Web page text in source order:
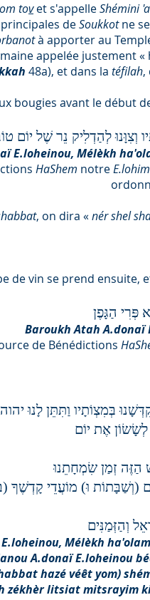
tovet s'appelleShémini
principales deSoukkotne
à apporter au
appelée justement «
48a), et dans la téfilah,
bougies avant le début
לְהַדְלִיק נֵר שֶׁל יוֹם
E.loheinou, Mélèkh
HaShem notreE.lohim
, on dira «nér shel
de vin se prend ensuite,
פְּרִי הַגָּפֶן
Baroukh Atah A.donaï
de Bénédictions
בְּמִצְוֹתָיו וַתִּתֵּן לָנוּ
אֶת יוֹם
הַזֶּה זְמַן שִׂמְחָתֵנוּ
(וְשַׁבָּתוֹת וּ) מוֹעֲדֵי קָדְשֶׁךָ
וְהַזְּמַנִּים
Mélèkh
A.donaï E.loheinou
hazé véêt yom)
zékhèr litsiat mitsrayim